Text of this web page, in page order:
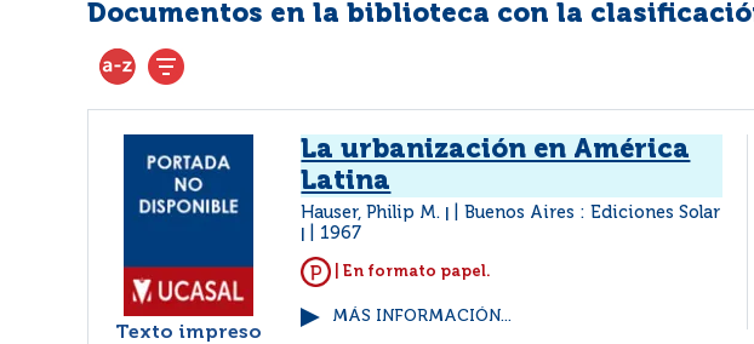
Documentos en la biblioteca con la
Texto impreso
La urbanización en América
Latina
Hauser, Philip M. Buenos Aires : Ediciones Solar
1967
| En formato papel.
MÁS INFORMACIÓN...